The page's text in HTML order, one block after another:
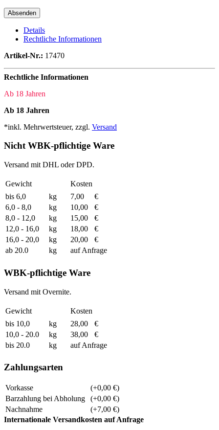
Details
Rechtliche Informationen
Artikel-Nr.: 17470
Rechtliche Informationen
Ab 18 Jahren
Ab 18 Jahren
*inkl. Mehrwertsteuer, zzgl. Versand
Nicht WBK-pflichtige Ware
Versand mit DHL oder DPD.
Gewicht
Kosten
bis 6,0
kg 7,00
€
6,0 - 8,0
kg 10,00
€
8,0 - 12,0
kg 15,00
€
12,0 - 16,0
kg 18,00
€
16,0 - 20,0
kg 20,00
€
ab 20.0
kg auf Anfrage
WBK-pflichtige Ware
Versand mit Overnite.
Gewicht
Kosten
bis 10,0
kg 28,00
€
10,0 - 20.0
kg 38,00
€
bis 20.0
kg auf Anfrage
Zahlungsarten
Vorkasse
(+0,00 €)
Barzahlung bei Abholung
(+0,00 €)
Nachnahme
(+7,00 €)
Internationale Versandkosten auf Anfrage